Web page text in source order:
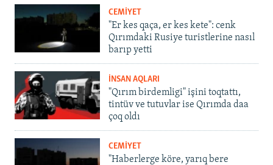
CEMİYET
"Er kes qaça, er kes kete": cenk
Qırımdaki Rusiye turistlerine nasıl
barıp yetti
İNSAN AQLARI
"Qırım birdemligi" işini toqtattı,
tintüv ve tutuvlar ise Qırımda daa
çoq oldı
CEMİYET
"Haberlerge köre, yarıq bere